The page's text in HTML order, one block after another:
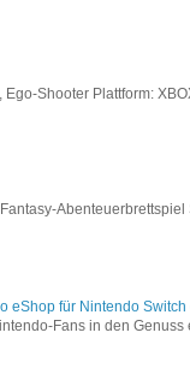
Shooter Plattform:
eShop für Nintendo Switch
Fans in den